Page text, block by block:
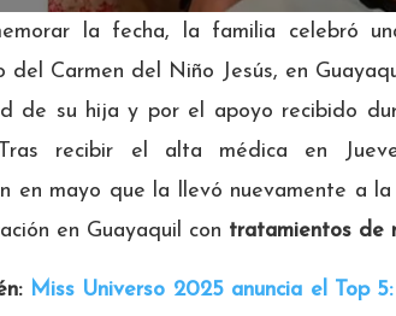
la fecha, la familia celebró
del Carmen del Niño Jesús, en
de su hija y por el apoyo recibido
recibir el alta médica en
en mayo que la llevó nuevamente a
en Guayaquil con tratamientos de
Miss Universo 2025 anuncia el Top